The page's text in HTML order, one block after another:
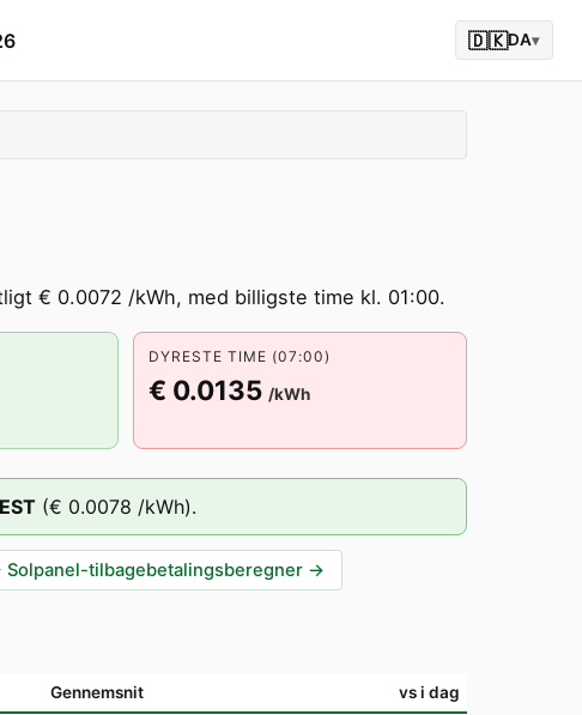
🇩🇰DA▾
€ 0.0072 /kWh, med billigste time kl. 01:00.
DYRESTE TIME (07:00)
€ 0.0135 /kWh
(€ 0.0078 /kWh).
Solpanel-tilbagebetalingsberegner →
Gennemsnit vs i dag